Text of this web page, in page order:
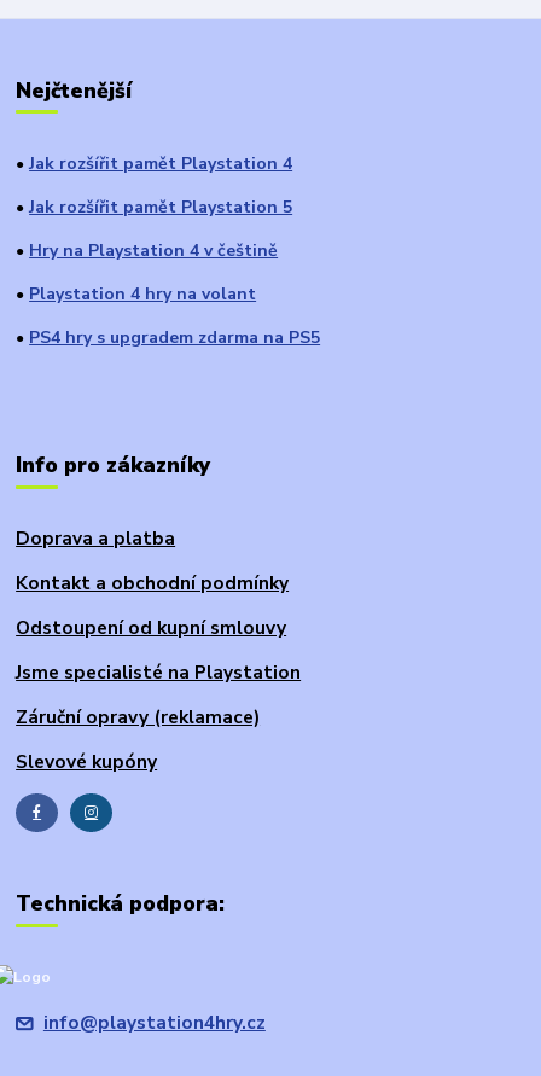
Nejčtenější
● Jak rozšířit pamět Playstation 4
● Jak rozšířit pamět Playstation 5
● Hry na Playstation 4 v češtině
● Playstation 4 hry na volant
● PS4 hry s upgradem zdarma na PS5
Info pro zákazníky
Doprava a platba
Kontakt a obchodní podmínky
Odstoupení od kupní smlouvy
Jsme specialisté na Playstation
Záruční opravy (reklamace)
Slevové kupóny
Technická podpora:
info@playstation4hry.cz